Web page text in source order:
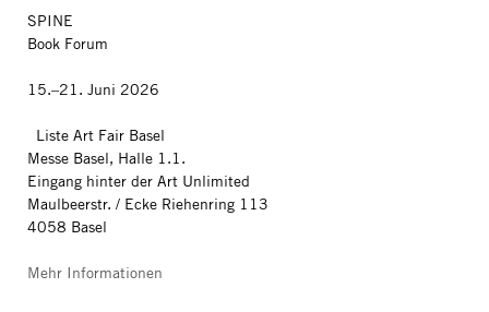
SPINE
Book Forum
15.–21. Juni 2026
Liste Art Fair Basel
Messe Basel, Halle 1.1.
Eingang hinter der Art Unlimited
Maulbeerstr. / Ecke Riehenring 113
4058 Basel
Mehr Informationen